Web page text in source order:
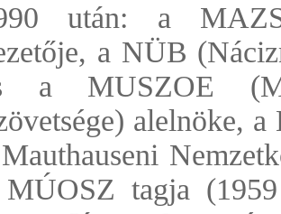
után: a
a NÜB
a MUSZOE
alelnöke,
tagja